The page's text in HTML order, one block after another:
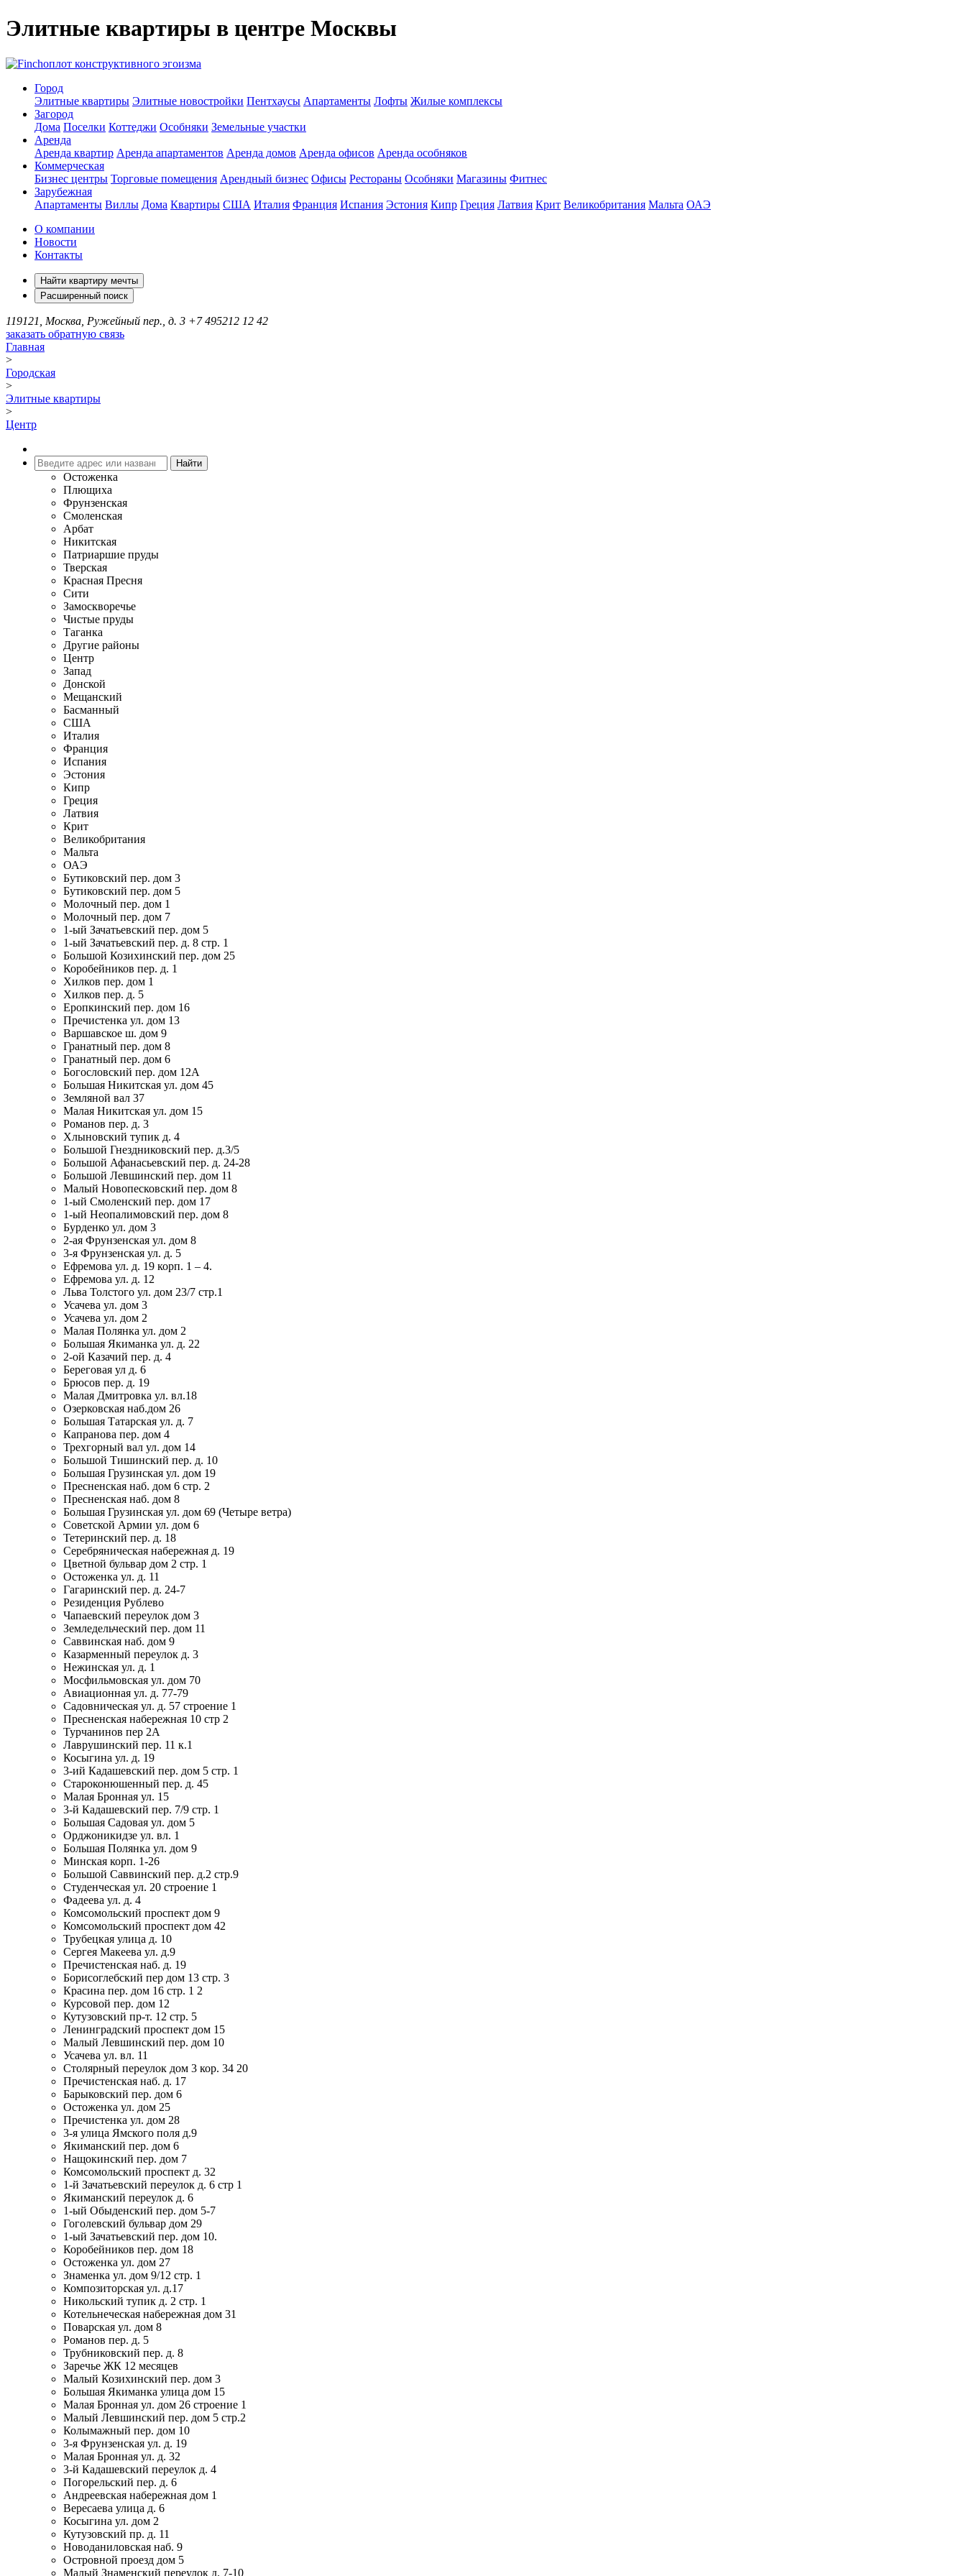
Элитные квартиры в центре Москвы
оплот конструктивного эгоизма
Город
Элитные квартиры Элитные новостройки Пентхаусы Апартаменты Лофты Жилые комплексы
Загород
Дома Поселки Коттеджи Особняки Земельные участки
Аренда
Аренда квартир Аренда апартаментов Аренда домов Аренда офисов Аренда особняков
Коммерческая
Бизнес центры Торговые помещения Арендный бизнес Офисы Рестораны Особняки Магазины Фитнес
Зарубежная
Апартаменты Виллы Дома Квартиры США Италия Франция Испания Эстония Кипр Греция Латвия Крит Великобритания Мальта ОАЭ
О компании
Новости
Контакты
Найти квартиру мечты
Расширенный поиск
119121, Москва, Ружейный пер., д. 3 +7 495212 12 42
заказать обратную связь
Главная
>
Городская
>
Элитные квартиры
>
Центр
Остоженка
Плющиха
Фрунзенская
Смоленская
Арбат
Никитская
Патриаршие пруды
Тверская
Красная Пресня
Сити
Замоскворечье
Чистые пруды
Таганка
Другие районы
Центр
Запад
Донской
Мещанский
Басманный
США
Италия
Франция
Испания
Эстония
Кипр
Греция
Латвия
Крит
Великобритания
Мальта
ОАЭ
Бутиковский пер. дом 3
Бутиковский пер. дом 5
Молочный пер. дом 1
Молочный пер. дом 7
1-ый Зачатьевский пер. дом 5
1-ый Зачатьевский пер. д. 8 стр. 1
Большой Козихинский пер. дом 25
Коробейников пер. д. 1
Хилков пер. дом 1
Хилков пер. д. 5
Еропкинский пер. дом 16
Пречистенка ул. дом 13
Варшавское ш. дом 9
Гранатный пер. дом 8
Гранатный пер. дом 6
Богословский пер. дом 12А
Большая Никитская ул. дом 45
Земляной вал 37
Малая Никитская ул. дом 15
Романов пер. д. 3
Хлыновский тупик д. 4
Большой Гнездниковский пер. д.3/5
Большой Афанасьевский пер. д. 24-28
Большой Левшинский пер. дом 11
Малый Новопесковский пер. дом 8
1-ый Смоленский пер. дом 17
1-ый Неопалимовский пер. дом 8
Бурденко ул. дом 3
2-ая Фрунзенская ул. дом 8
3-я Фрунзенская ул. д. 5
Ефремова ул. д. 19 корп. 1 – 4.
Ефремова ул. д. 12
Льва Толстого ул. дом 23/7 стр.1
Усачева ул. дом 3
Усачева ул. дом 2
Малая Полянка ул. дом 2
Большая Якиманка ул. д. 22
2-ой Казачий пер. д. 4
Береговая ул д. 6
Брюсов пер. д. 19
Малая Дмитровка ул. вл.18
Озерковская наб.дом 26
Большая Татарская ул. д. 7
Капранова пер. дом 4
Трехгорный вал ул. дом 14
Большой Тишинский пер. д. 10
Большая Грузинская ул. дом 19
Пресненская наб. дом 6 стр. 2
Пресненская наб. дом 8
Большая Грузинская ул. дом 69 (Четыре ветра)
Советской Армии ул. дом 6
Тетеринский пер. д. 18
Серебряническая набережная д. 19
Цветной бульвар дом 2 стр. 1
Остоженка ул. д. 11
Гагаринский пер. д. 24-7
Резиденция Рублево
Чапаевский переулок дом 3
Земледельческий пер. дом 11
Саввинская наб. дом 9
Казарменный переулок д. 3
Нежинская ул. д. 1
Мосфильмовская ул. дом 70
Авиационная ул. д. 77-79
Садовническая ул. д. 57 строение 1
Пресненская набережная 10 стр 2
Турчанинов пер 2А
Лаврушинский пер. 11 к.1
Косыгина ул. д. 19
3-ий Кадашевский пер. дом 5 стр. 1
Староконюшенный пер. д. 45
Малая Бронная ул. 15
3-й Кадашевский пер. 7/9 стр. 1
Большая Садовая ул. дом 5
Орджоникидзе ул. вл. 1
Большая Полянка ул. дом 9
Минская корп. 1-26
Большой Саввинский пер. д.2 стр.9
Студенческая ул. 20 строение 1
Фадеева ул. д. 4
Комсомольский проспект дом 9
Комсомольский проспект дом 42
Трубецкая улица д. 10
Сергея Макеева ул. д.9
Пречистенская наб. д. 19
Борисоглебский пер дом 13 стр. 3
Красина пер. дом 16 стр. 1 2
Курсовой пер. дом 12
Кутузовский пр-т. 12 стр. 5
Ленинградский проспект дом 15
Малый Левшинский пер. дом 10
Усачева ул. вл. 11
Столярный переулок дом 3 кор. 34 20
Пречистенская наб. д. 17
Барыковский пер. дом 6
Остоженка ул. дом 25
Пречистенка ул. дом 28
3-я улица Ямского поля д.9
Якиманский пер. дом 6
Нащокинский пер. дом 7
Комсомольский проспект д. 32
1-й Зачатьевский переулок д. 6 стр 1
Якиманский переулок д. 6
1-ый Обыденский пер. дом 5-7
Гоголевский бульвар дом 29
1-ый Зачатьевский пер. дом 10.
Коробейников пер. дом 18
Остоженка ул. дом 27
Знаменка ул. дом 9/12 стр. 1
Композиторская ул. д.17
Никольский тупик д. 2 стр. 1
Котельнеческая набережная дом 31
Поварская ул. дом 8
Романов пер. д. 5
Трубниковский пер. д. 8
Заречье ЖК 12 месяцев
Малый Козихинский пер. дом 3
Большая Якиманка улица дом 15
Малая Бронная ул. дом 26 строение 1
Малый Левшинский пер. дом 5 стр.2
Колымажный пер. дом 10
3-я Фрунзенская ул. д. 19
Малая Бронная ул. д. 32
3-й Кадашевский переулок д. 4
Погорельский пер. д. 6
Андреевская набережная дом 1
Вересаева улица д. 6
Косыгина ул. дом 2
Кутузовский пр. д. 11
Новоданиловская наб. 9
Островной проезд дом 5
Малый Знаменский переулок д. 7-10